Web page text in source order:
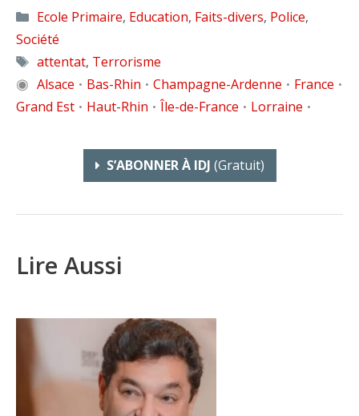
Catégories
Ecole Primaire, Education, Faits-divers, Police,
Société
Étiquettes
attentat, Terrorisme
◉ Alsace • Bas-Rhin • Champagne-Ardenne • France •
Grand Est • Haut-Rhin • Île-de-France • Lorraine •
S’ABONNER À IDJ (gratuit)
Lire Aussi